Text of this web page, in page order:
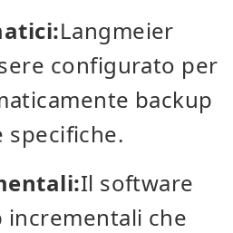
Langmeier
configurato per
backup
specifiche.
Il software
incrementali che